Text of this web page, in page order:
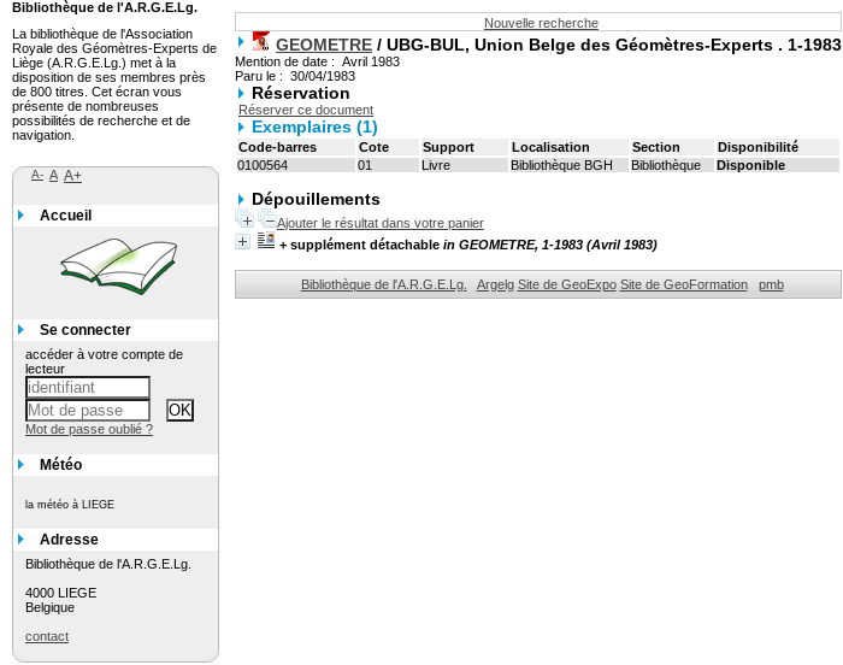
Nouvelle recherche
GEOMETRE / UBG-BUL, Union Belge des Géomètres-Experts . 1-1983
Mention de date : Avril 1983
Paru le : 30/04/1983
Réservation
Réserver ce document
Exemplaires (1)
Code-barres Cote Support Localisation Section
Disponibilité
0100564
01 Livre Bibliothèque BGH Bibliothèque Disponible
Dépouillements
Ajouter le résultat dans votre panier
+ supplément détachable in GEOMETRE, 1-1983 (Avril 1983)
Bibliothèque de l'A.R.G.E.Lg. Argelg Site de GeoExpo Site de GeoFormation pmb
Bibliothèque de l'A.R.G.E.Lg.
La bibliothèque de l'Association
Royale des Géomètres-Experts de
Liège (A.R.G.E.Lg.) met à la
disposition de ses membres près
de 800 titres. Cet écran vous
présente de nombreuses
possibilités de recherche et de
navigation.
A- A A+
Accueil
Se connecter
accéder à votre compte de
lecteur
Mot de passe oublié ?
Météo
la météo à LIEGE
Adresse
Bibliothèque de l'A.R.G.E.Lg.
4000 LIEGE
Belgique
contact